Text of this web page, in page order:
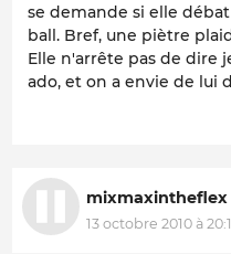
se demande si elle
ball. Bref, une piètre
Elle n'arrête pas de dire
ado, et on a envie de lui
mixmaxintheflex
13 octobre 2010 à